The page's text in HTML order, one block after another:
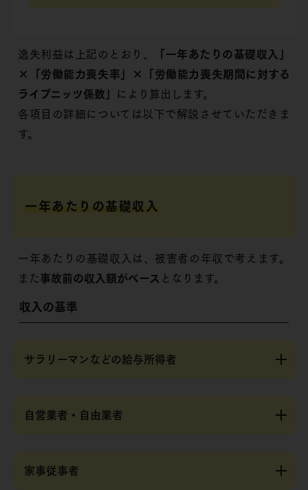
逸失利益は上記のとおり、
「一年あたりの基礎収入」
×「労働能力喪失率」×「労働能力喪失期間に対する
ライプニッツ係数」
により算出します。
各項目の詳細については以下で解説させていただきま
す。
一年あたりの基礎収入
一年あたりの基礎収入は、被害者の年収で考えます。
また事故前の収入額がベース となります。
収入の基準
サラリーマンなどの給与所得者
自営業者・自由業者
家事従事者